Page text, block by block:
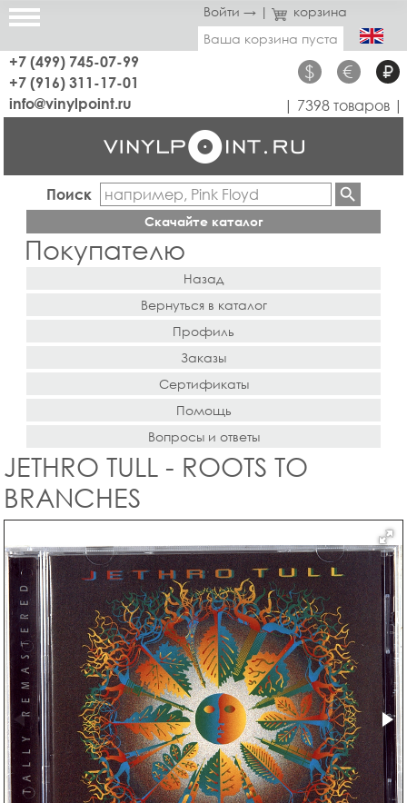
Войти → |
корзина
Ваша корзина пуста
+7 (499) 745-07-99
+7 (916) 311-17-01
$ € ₽
info@vinylpoint.ru | 7398 товаров |
Поиск
Скачайте каталог
Покупателю
Назад
Вернуться в каталог
Профиль
Заказы
Сертификаты
Помощь
Вопросы и ответы
JETHRO TULL - ROOTS TO
BRANCHES